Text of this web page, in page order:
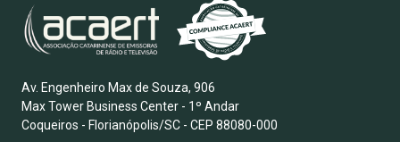
Av. Engenheiro Max de Souza, 906
Max Tower Business Center - 1º Andar
Coqueiros - Florianópolis/SC - CEP 88080-000